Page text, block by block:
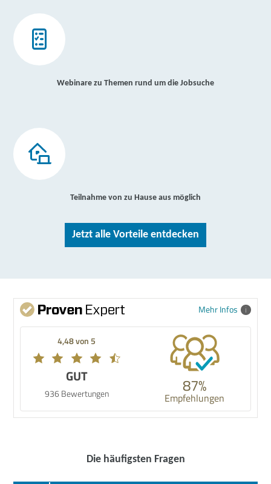
Webinare zu Themen rund um die Jobsuche
Teilnahme von zu Hause aus möglich
Jetzt alle Vorteile entdecken
Mehr Infos
4,48 von 5
GUT
936 Bewertungen 87%
Empfehlungen
Die häufigsten Fragen